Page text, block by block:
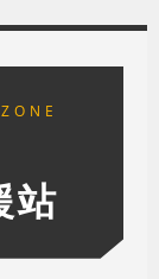
站